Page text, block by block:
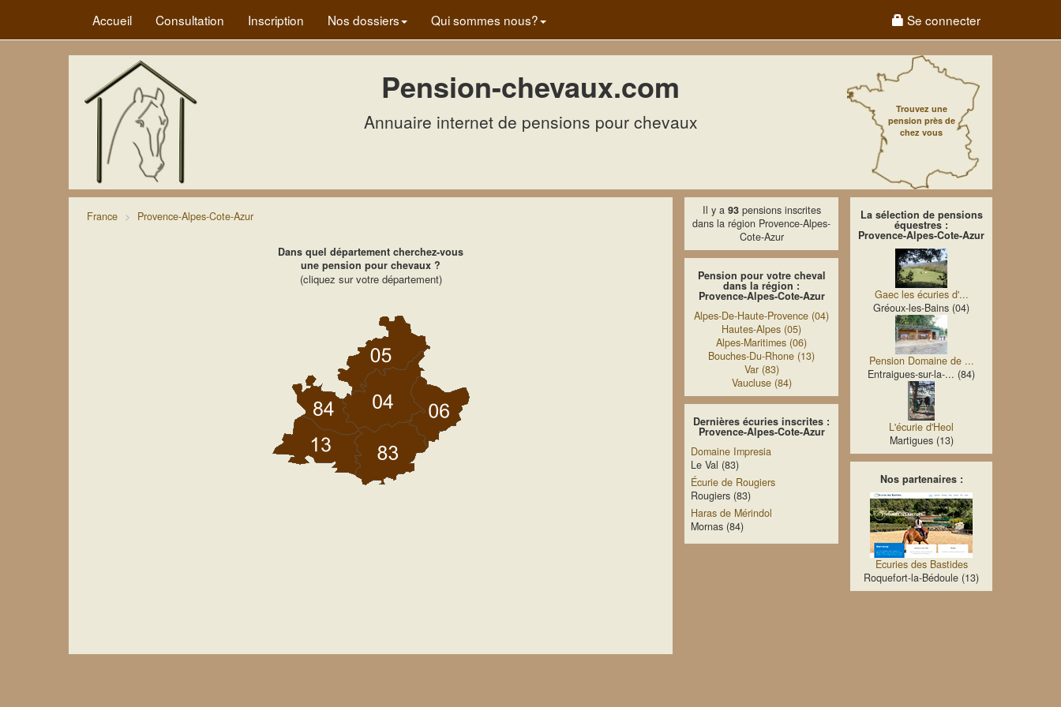
Accueil Consultation Inscription Nos dossiers Qui sommes nous? Se connecter
Pension-chevaux.com
Annuaire internet de pensions pour chevaux
Trouvez une
pension près de
chez vous
France Provence-Alpes-Cote-Azur
Dans quel département cherchez-vous
une pension pour chevaux ?
(cliquez sur votre département)
Il y a 93pensions inscrites
dans la région Provence-Alpes-
Cote-Azur
Pension pour votre cheval
dans la région :
Provence-Alpes-Cote-Azur
Alpes-De-Haute-Provence (04)
Hautes-Alpes (05)
Alpes-Maritimes (06)
Bouches-Du-Rhone (13)
Var (83)
Vaucluse (84)
Dernières écuries inscrites :
Provence-Alpes-Cote-Azur
Domaine Impresia
Le Val (83)
Écurie de Rougiers
Rougiers (83)
Haras de Mérindol
Mornas (84)
La sélection de pensions
équestres :
Provence-Alpes-Cote-Azur
Gaec les écuries d'...
Gréoux-les-Bains (04)
Pension Domaine de ...
Entraigues-sur-la-... (84)
L'écurie d'Heol
Martigues (13)
Nos partenaires :
Ecuries des Bastides
Roquefort-la-Bédoule (13)